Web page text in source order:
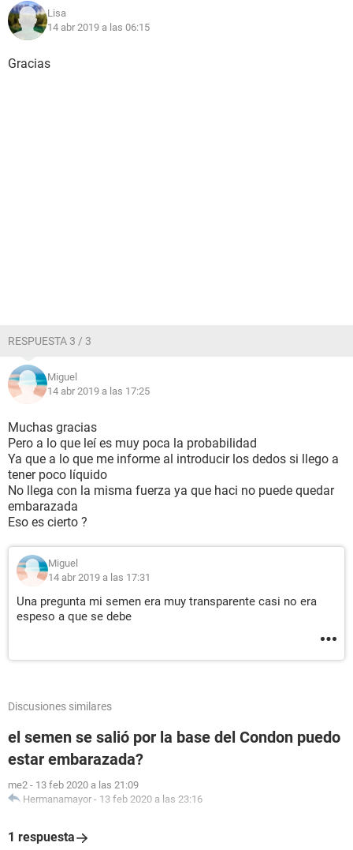
Lisa
14 abr 2019 a las 06:15
Gracias
RESPUESTA 3 / 3
Miguel
14 abr 2019 a las 17:25
Muchas gracias
Pero a lo que leí es muy poca la probabilidad
Ya que a lo que me informe al introducir los dedos si llego a
tener poco líquido
No llega con la misma fuerza ya que haci no puede quedar
embarazada
Eso es cierto ?
Miguel
14 abr 2019 a las 17:31
Una pregunta mi semen era muy transparente casi no era
espeso a que se debe
Discusiones similares
el semen se salió por la base del Condon puedo
estar embarazada?
me2 - 13 feb 2020 a las 21:09
Hermanamayor - 13 feb 2020 a las 23:16
1 respuesta